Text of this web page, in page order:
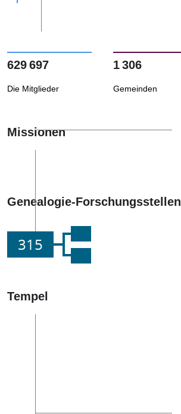
629 697
Die Mitglieder
1 306
Gemeinden
Missionen
Genealogie-Forschungsstellen
315
Tempel